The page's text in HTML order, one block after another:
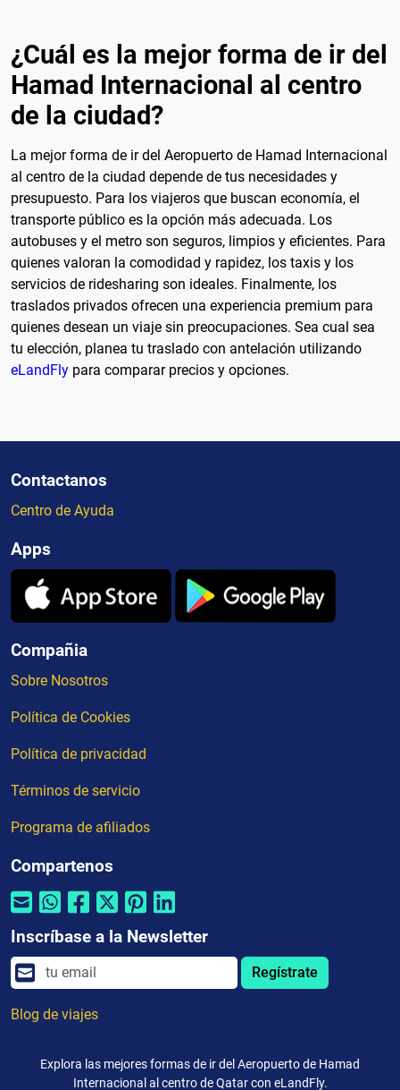
¿Cuál es la mejor forma de ir del
Hamad Internacional al centro
de la ciudad?
La mejor forma de ir del Aeropuerto de Hamad Internacional
al centro de la ciudad depende de tus necesidades y
presupuesto. Para los viajeros que buscan economía, el
transporte público es la opción más adecuada. Los
autobuses y el metro son seguros, limpios y eficientes. Para
quienes valoran la comodidad y rapidez, los taxis y los
servicios de ridesharing son ideales. Finalmente, los
traslados privados ofrecen una experiencia premium para
quienes desean un viaje sin preocupaciones. Sea cual sea
tu elección, planea tu traslado con antelación utilizando
eLandFly para comparar precios y opciones.
Contactanos
Centro de Ayuda
Apps
Compañia
Sobre Nosotros
Política de Cookies
Política de privacidad
Términos de servicio
Programa de afiliados
Compartenos
Inscríbase a la Newsletter
Regístrate
Blog de viajes
Explora las mejores formas de ir del Aeropuerto de Hamad
Internacional al centro de Qatar con eLandFly.